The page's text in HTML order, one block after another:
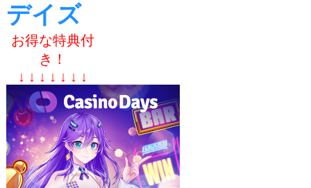
デイズ
お得な特典付
き！
↓ ↓ ↓ ↓ ↓ ↓ ↓